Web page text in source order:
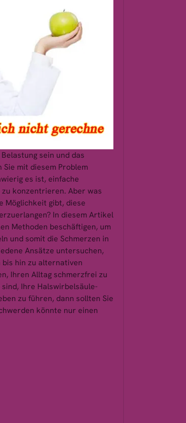
sein und das
mit diesem Problem
es ist, einfache
konzentrieren. Aber was
Möglichkeit gibt, diese
In diesem Artikel
Methoden beschäftigen, um
und somit die Schmerzen in
Ansätze untersuchen,
hin zu alternativen
Ihren Alltag schmerzfrei zu
Ihre Halswirbelsäule-
zu führen, dann sollten Sie
könnte nur einen